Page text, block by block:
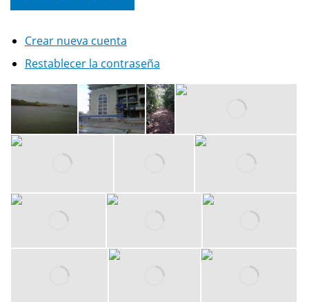
Crear nueva cuenta
Restablecer la contraseña